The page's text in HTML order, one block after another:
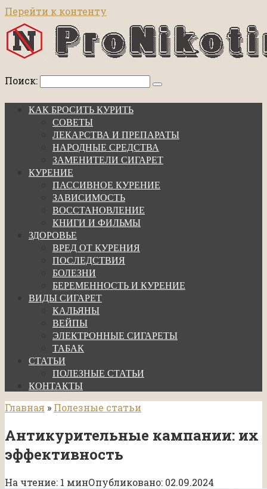
Перейти к контенту
Поиск:
КАК БРОСИТЬ КУРИТЬ
СОВЕТЫ
ЛЕКАРСТВА И ПРЕПАРАТЫ
НАРОДНЫЕ СРЕДСТВА
ЗАМЕНИТЕЛИ СИГАРЕТ
КУРЕНИЕ
ПАССИВНОЕ КУРЕНИЕ
ЗАВИСИМОСТЬ
ВОССТАНОВЛЕНИЕ
КНИГИ И ФИЛЬМЫ
ЗДОРОВЬЕ
ВРЕД ОТ КУРЕНИЯ
ПОСЛЕДСТВИЯ
БОЛЕЗНИ
БЕРЕМЕННОСТЬ И КУРЕНИЕ
ВИДЫ СИГАРЕТ
КАЛЬЯНЫ
ВЕЙПЫ
ЭЛЕКТРОННЫЕ СИГАРЕТЫ
ТАБАК
СТАТЬИ
ПОЛЕЗНЫЕ СТАТЬИ
КОНТАКТЫ
Главная » Полезные статьи
Антикурительные кампании: их
эффективность
На чтение: 1 минОпубликовано: 02.09.2024